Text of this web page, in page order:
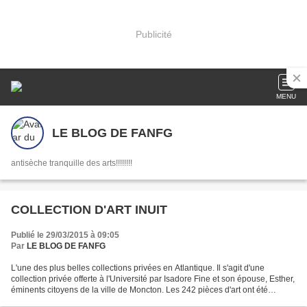
Publicité
MENU
LE BLOG DE FANFG
antisèche tranquille des arts!!!!!!!!
COLLECTION D'ART INUIT
Publié le 29/03/2015 à 09:05
Par LE BLOG DE FANFG
L'une des plus belles collections privées en Atlantique. Il s'agit d'une
collection privée offerte à l'Université par Isadore Fine et son épouse, Esther,
éminents citoyens de la ville de Moncton. Les 242 pièces d'art ont été